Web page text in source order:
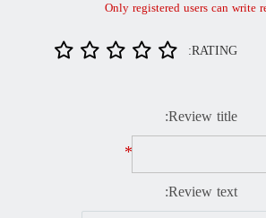
Only registered users can write
RATING:
Review title:
*
Review text: